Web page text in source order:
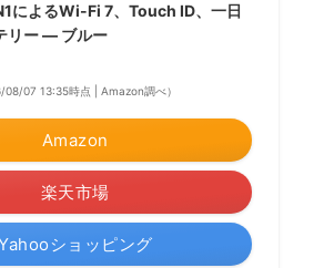
によるWi-Fi 7、Touch ID、一日
リー — ブルー
08/07 13:35時点 | Amazon調べ）
Amazon
楽天市場
ショッピング